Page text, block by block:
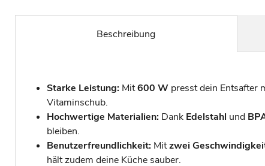
Beschreibung
Starke Leistung: Mit600 W presst dein Entsafter
Vitaminschub.
Hochwertige Materialien: Dank Edelstahl und
bleiben.
Benutzerfreundlichkeit: Mitzwei
hält zudem deine Küche sauber.